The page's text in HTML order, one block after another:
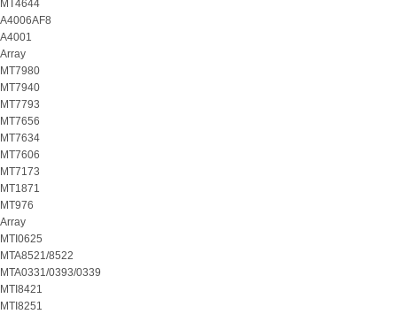
MT4644
A4006AF8
A4001
Array
MT7980
MT7940
MT7793
MT7656
MT7634
MT7606
MT7173
MT1871
MT976
Array
MTI0625
MTA8521/8522
MTA0331/0393/0339
MTI8421
MTI8251